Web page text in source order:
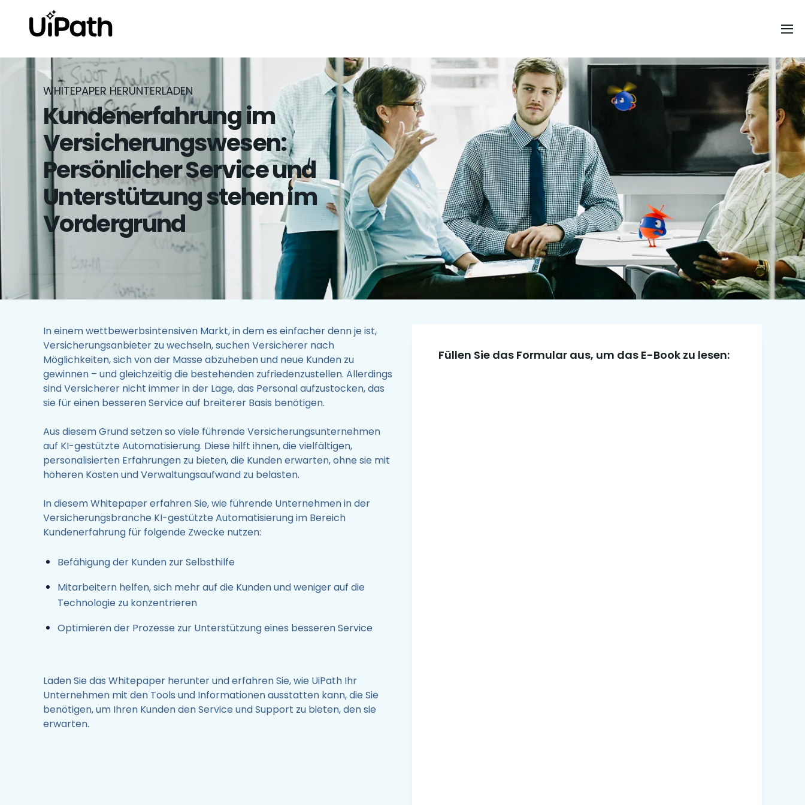
WHITEPAPER HERUNTERLADEN
Kundenerfahrung im
Versicherungswesen:
Persönlicher Service und
Unterstützung stehen im
Vordergrund
In einem wettbewerbsintensiven Markt, in dem es einfacher denn je ist,
Versicherungsanbieter zu wechseln, suchen Versicherer nach
Möglichkeiten, sich von der Masse abzuheben und neue Kunden zu
gewinnen – und gleichzeitig die bestehenden zufriedenzustellen. Allerdings
sind Versicherer nicht immer in der Lage, das Personal aufzustocken, das
sie für einen besseren Service auf breiterer Basis benötigen.
Aus diesem Grund setzen so viele führende Versicherungsunternehmen
auf KI-gestützte Automatisierung. Diese hilft ihnen, die vielfältigen,
personalisierten Erfahrungen zu bieten, die Kunden erwarten, ohne sie mit
höheren Kosten und Verwaltungsaufwand zu belasten.
In diesem Whitepaper erfahren Sie, wie führende Unternehmen in der
Versicherungsbranche KI-gestützte Automatisierung im Bereich
Kundenerfahrung für folgende Zwecke nutzen:
Befähigung der Kunden zur Selbsthilfe
Mitarbeitern helfen, sich mehr auf die Kunden und weniger auf die
Technologie zu konzentrieren
Optimieren der Prozesse zur Unterstützung eines besseren Service
Laden Sie das Whitepaper herunter und erfahren Sie, wie UiPath Ihr
Unternehmen mit den Tools und Informationen ausstatten kann, die Sie
benötigen, um Ihren Kunden den Service und Support zu bieten, den sie
erwarten.
Füllen Sie das Formular aus, um das E-Book zu lesen: